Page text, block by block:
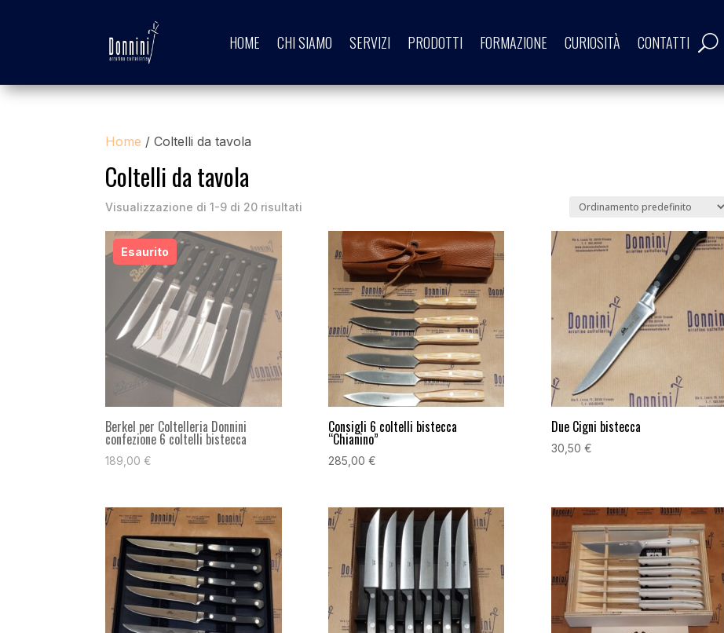
HOME CHI SIAMO SERVIZI PRODOTTI FORMAZIONE CURIOSITÀ CONTATTI
Home / Coltelli da tavola
Coltelli da tavola
Visualizzazione di 1-9 di 20 risultati
Berkel per Coltelleria Donnini
confezione 6 coltelli bistecca
189,00 €
Consigli 6 coltelli bistecca
“Chianino”
285,00 €
Due Cigni bistecca
30,50 €